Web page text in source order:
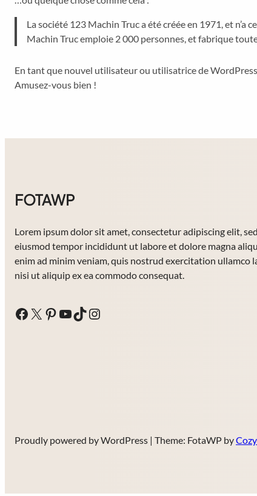
La société 123 Machin Truc a été créée en 1971, et
Machin Truc emploie 2 000 personnes, et fabrique
En tant que nouvel utilisateur ou utilisatrice de
Amusez-vous bien !
FOTAWP
Lorem ipsum dolor sit amet, consectetur adipiscing elit,
eiusmod tempor incididunt ut labore et dolore magna
enim ad minim veniam, quis nostrud exercitation ullamco
nisi ut aliquip ex ea commodo consequat.
Facebook X Pinterest YouTube TikTok Instagram
Proudly powered by WordPress | Theme: FotaWP by